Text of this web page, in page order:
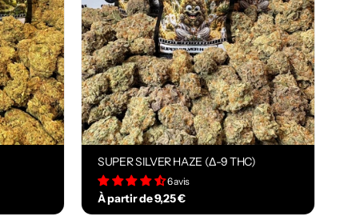
SUPER SILVER HAZE (Δ-9 THC)
6 avis
À partir de 9,25 €